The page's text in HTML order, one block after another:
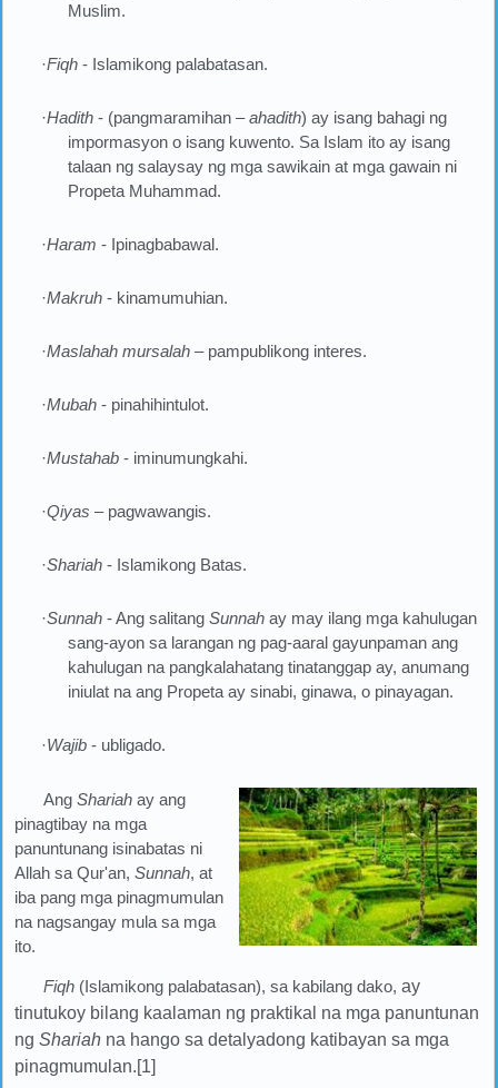
Muslim.
·Fiqh - Islamikong palabatasan.
·Hadith - (pangmaramihan –ahadith) ay isang bahagi ng
impormasyon o isang kuwento. Sa Islam ito ay isang
talaan ng salaysay ng mga sawikain at mga gawain ni
Propeta Muhammad.
·Haram - Ipinagbabawal.
·Makruh - kinamumuhian.
·Maslahah mursalah – pampublikong interes.
·Mubah - pinahihintulot.
·Mustahab - iminumungkahi.
·Qiyas – pagwawangis.
·Shariah - Islamikong Batas.
·Sunnah - Ang salitang Sunnah ay may ilang mga kahulugan
sang-ayon sa larangan ng pag-aaral gayunpaman ang
kahulugan na pangkalahatang tinatanggap ay, anumang
iniulat na ang Propeta ay sinabi, ginawa, o pinayagan.
·Wajib - ubligado.
AngShariah ay ang
pinagtibay na mga
panuntunang isinabatas ni
Allah sa Qur'an, Sunnah, at
iba pang mga pinagmumulan
na nagsangay mula sa mga
ito.
Fiqh (Islamikong palabatasan), sa kabilang dako,ay
tinutukoy bilang kaalaman ng praktikal na mga panuntunan
ng Shariah na hango sa detalyadong katibayan sa mga
pinagmumulan.[1]